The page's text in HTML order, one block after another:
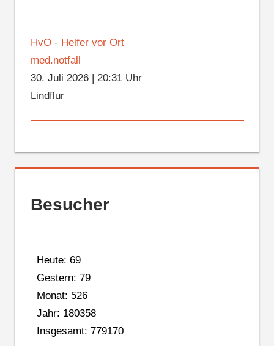
HvO - Helfer vor Ort
med.notfall
30. Juli 2026| 20:31 Uhr
Lindflur
Besucher
Heute: 69
Gestern: 79
Monat: 526
Jahr: 180358
Insgesamt: 779170